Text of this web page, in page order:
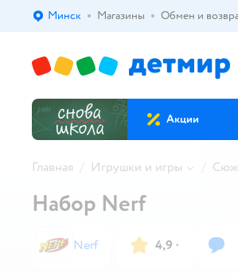
Выбор адреса доставки.
Минск Магазины Обмен и
Акции
Главная Игрушки и игры
Набор Nerf
Nerf 4,9 ·